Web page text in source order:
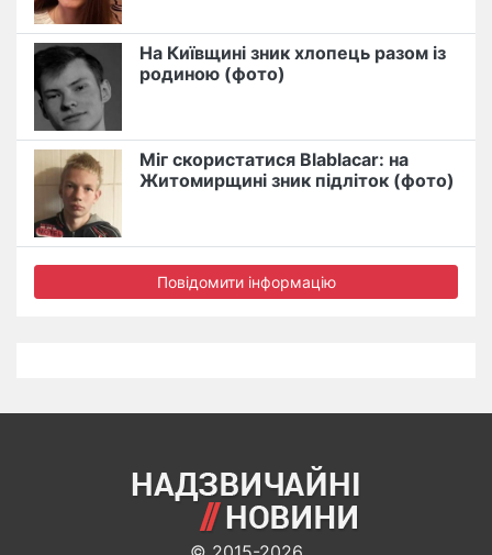
На Київщині зник хлопець разом із
родиною (фото)
Міг скористатися Blablacar: на
Житомирщині зник підліток (фото)
Повідомити інформацію